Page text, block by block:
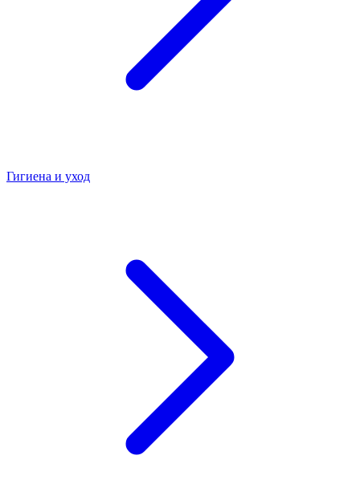
Гигиена и уход